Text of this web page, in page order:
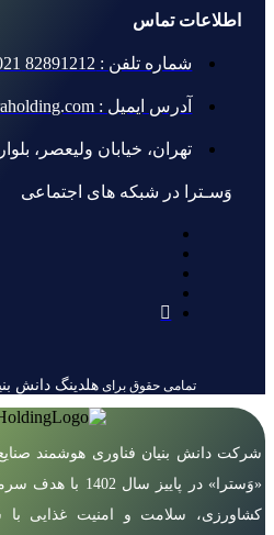
اطلاعات تماس
شماره تلفن : 82891212 021 الی 18
آدرس ایمیل : info@vastraholding.com
تهران، خیابان ولیعصر، بلوار
وَسـترا در شبکه های اجتماعی
تمامی حقوق برایهلدینگ دانش
شرکت دانش بنیان فناوری هوشمند
«وَسترا» در پاییز
کشاورزی، سلامت و امنیت غذایی